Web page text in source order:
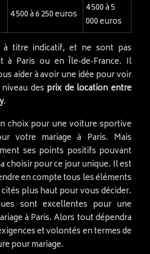
4 500 à 6 250 euros
4 500 à 5
000 euros
titre indicatif, et ne sont pas
à Paris ou en Île-de-France. Il
aider à avoir une idée pour voir
des prix de location entre
.
choix pour une voiture sportive
votre mariage à Paris. Mais
ses points positifs pouvant
choisir pour ce jour unique. Il est
en compte tous les éléments
plus haut pour vous décider.
sont excellentes pour une
à Paris. Alors tout dépendra
et volontés en termes de
pour mariage.